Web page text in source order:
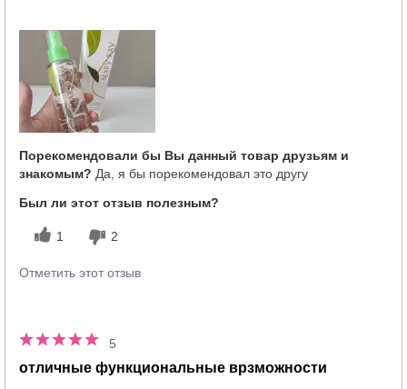
использования этого продукта?
Порекомендовали бы Вы данный товар друзьям и
знакомым? Да, я бы порекомендовал это другу
Был ли этот отзыв полезным?
1 2
Отметить этот отзыв
5
отличные функциональные врзможности